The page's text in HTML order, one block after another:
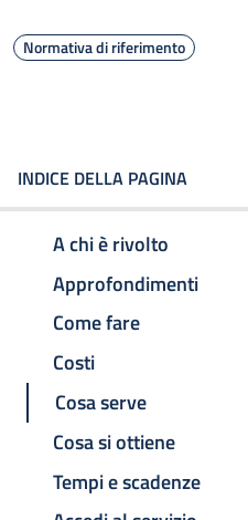
Normativa di riferimento
INDICE DELLA PAGINA
A chi è rivolto
Approfondimenti
Come fare
Costi
Cosa serve
Cosa si ottiene
Tempi e scadenze